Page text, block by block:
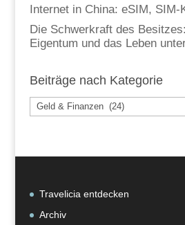
Internet in China: eSIM, SIM-
Die Schwerkraft des
Eigentum und das Leben
Beiträge nach Kategorie
Beiträge
nach
Travelicia entdecken
Archiv